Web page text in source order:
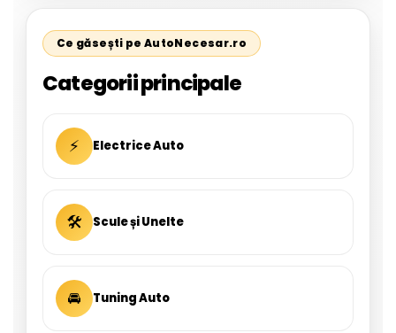
Ce găsești pe AutoNecesar.ro
Categorii principale
⚡ Electrice Auto
🛠 Scule și Unelte
🚘 Tuning Auto